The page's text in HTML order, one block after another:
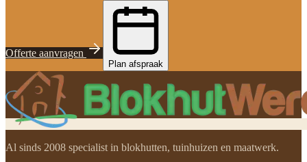
Offerte aanvragen
Plan afspraak
Al sinds 2008 specialist in blokhutten, tuinhuizen en maatwerk.